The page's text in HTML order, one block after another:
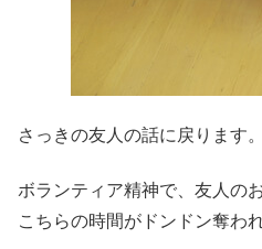
さっきの友人の話に戻ります。
ボランティア精神で、友人の
こちらの時間がドンドン奪わ